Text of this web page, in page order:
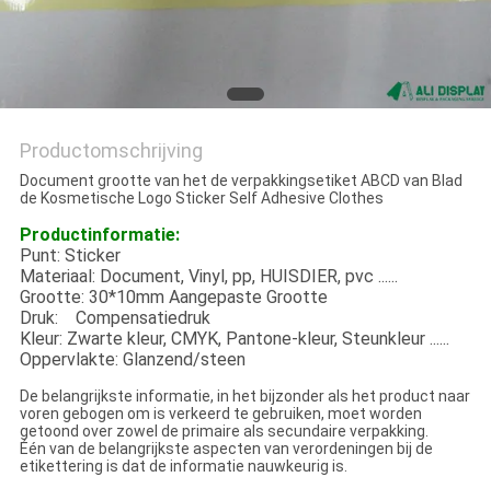
Productomschrijving
Document grootte van het de verpakkingsetiket ABCD van Blad
de Kosmetische Logo Sticker Self Adhesive Clothes
Productinformatie:
Punt: Sticker
Materiaal: Document, Vinyl, pp, HUISDIER, pvc ......
Grootte: 30*10mm Aangepaste Grootte
Druk: Compensatiedruk
Kleur: Zwarte kleur, CMYK, Pantone-kleur, Steunkleur ......
Oppervlakte: Glanzend/steen
De belangrijkste informatie, in het bijzonder als het product naar
voren gebogen om is verkeerd te gebruiken, moet worden
getoond over zowel de primaire als secundaire verpakking.
Één van de belangrijkste aspecten van verordeningen bij de
etikettering is dat de informatie nauwkeurig is.